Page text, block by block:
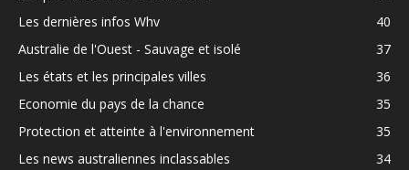
Les dernières infos Whv
40
Australie de l'Ouest - Sauvage et isolé
37
Les états et les principales villes
36
Economie du pays de la chance
35
Protection et atteinte à l'environnement
35
Les news australiennes inclassables
34